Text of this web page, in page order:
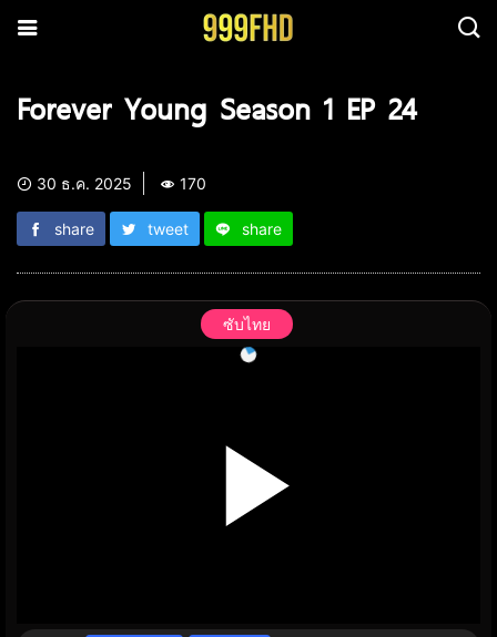
Forever Young Season 1 EP 24
30 ธ.ค. 2025 170
share tweet share
ซับไทย